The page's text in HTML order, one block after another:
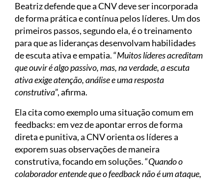
Beatriz defende que a CNV deve ser incorporada
de forma prática e contínua pelos líderes. Um dos
primeiros passos, segundo ela, é o treinamento
para que as lideranças desenvolvam habilidades
de escuta ativa e empatia. “Muitos líderes acreditam
que ouvir é algo passivo, mas, na verdade, a escuta
ativa exige atenção, análise e uma resposta
construtiva”, afirma.
Ela cita como exemplo uma situação comum em
feedbacks: em vez de apontar erros de forma
direta e punitiva, a CNV orienta os líderes a
exporem suas observações de maneira
construtiva, focando em soluções. “Quando o
colaborador entende que o feedback não é um ataque,